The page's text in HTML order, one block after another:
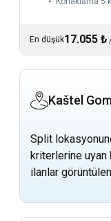
En düşük17.055 ₺
Kaštel
Split
kriterlerine uyan
ilanlar